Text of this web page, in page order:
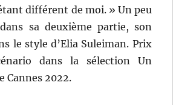
différent de moi. » Un peu
sa deuxième partie, son
le style d’Elia Suleiman. Prix
dans la sélection Un
Cannes 2022.